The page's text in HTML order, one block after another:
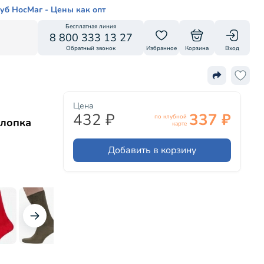
НосМаг - Цены как опт
Бесплатная линия
8 800 333 13 27
Обратный звонок Избранное Корзина Вход
Цена
432 ₽
по клубной
карте 337 ₽
Добавить в корзину